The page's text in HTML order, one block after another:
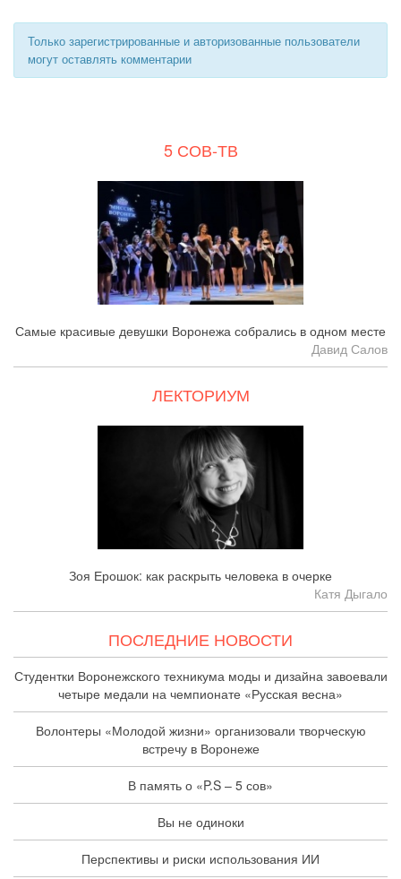
Только зарегистрированные и авторизованные пользователи
могут оставлять комментарии
5 СОВ-ТВ
Самые красивые девушки Воронежа собрались в одном месте
Давид Салов
ЛЕКТОРИУМ
Зоя Ерошок: как раскрыть человека в очерке
Катя Дыгало
ПОСЛЕДНИЕ НОВОСТИ
Студентки Воронежского техникума моды и дизайна завоевали
четыре медали на чемпионате «Русская весна»
Волонтеры «Молодой жизни» организовали творческую
встречу в Воронеже
В память о «P.S – 5 сов»
Вы не одиноки
Перспективы и риски использования ИИ